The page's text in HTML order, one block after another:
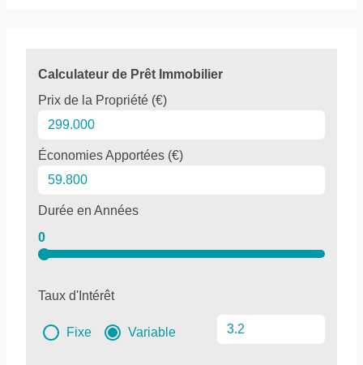
Calculateur de Prêt Immobilier
Prix de la Propriété (€)
Économies Apportées (€)
Durée en Années
0
Taux d'Intérêt
Fixe Variable